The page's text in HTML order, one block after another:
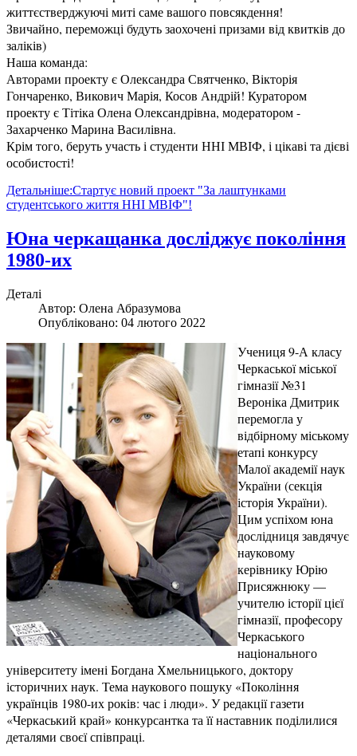
життєстверджуючі миті саме вашого повсякдення!
Звичайно, переможці будуть заохочені призами від квитків до
заліків)
Наша команда:
Авторами проекту є Олександра Святченко, Вікторія
Гончаренко, Викович Марія, Косов Андрій! Куратором
проекту є Тітіка Олена Олександрівна, модератором -
Захарченко Марина Василівна.
Крім того, беруть участь і студенти ННІ МВІФ, і цікаві та дієві
особистості!
Детальніше:Стартує новий проект "За лаштунками
студентського життя ННІ МВІФ"!
Юна черкащанка досліджує покоління
1980-их
Деталі
Автор: Олена Абразумова
Опубліковано: 04 лютого 2022
Учениця 9-А класу
Черкаської міської
гімназії №31
Вероніка Дмитрик
перемогла у
відбірному міському
етапі конкурсу
Малої академії наук
України (секція
історія України).
Цим успіхом юна
дослідниця завдячує
науковому
керівнику Юрію
Присяжнюку —
учителю історії цієї
гімназії, професору
Черкаського
національного
університету імені Богдана Хмельницького, доктору
історичних наук. Тема наукового пошуку «Покоління
українців 1980-их років: час і люди». У редакції газети
«Черкаський край» конкурсантка та її наставник поділилися
деталями своєї співпраці.